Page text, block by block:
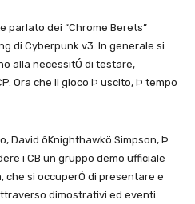
parlato dei “Chrome Berets”
di Cyberpunk v3. In generale si
alla necessitÓ di testare,
Ora che il gioco Þ uscito, Þ tempo
David ôKnighthawkö Simpson, Þ
i CB un gruppo demo ufficiale
che si occuperÓ di presentare e
dimostrativi ed eventi